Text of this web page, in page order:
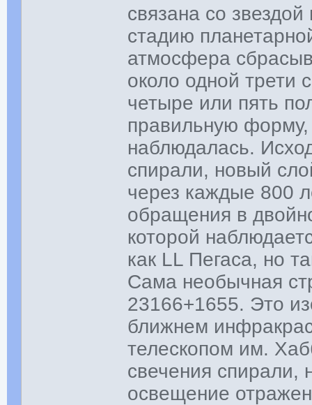
связана со
стадию
атмосфера
около одной трети
четыре или пять
правильную форму,
наблюдалась.
спирали, новый
через каждые 800
обращения в
которой
как LL Пегаса, но
Сама необычная
23166+1655. Это
ближнем
телескопом им.
свечения спирали,
освещение